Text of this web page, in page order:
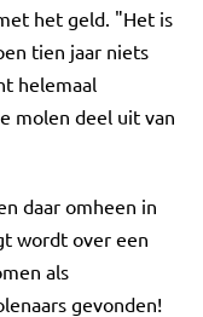
het geld. "Het is
tien jaar niets
helemaal
molen deel uit van
daar omheen in
wordt over een
als
gevonden!